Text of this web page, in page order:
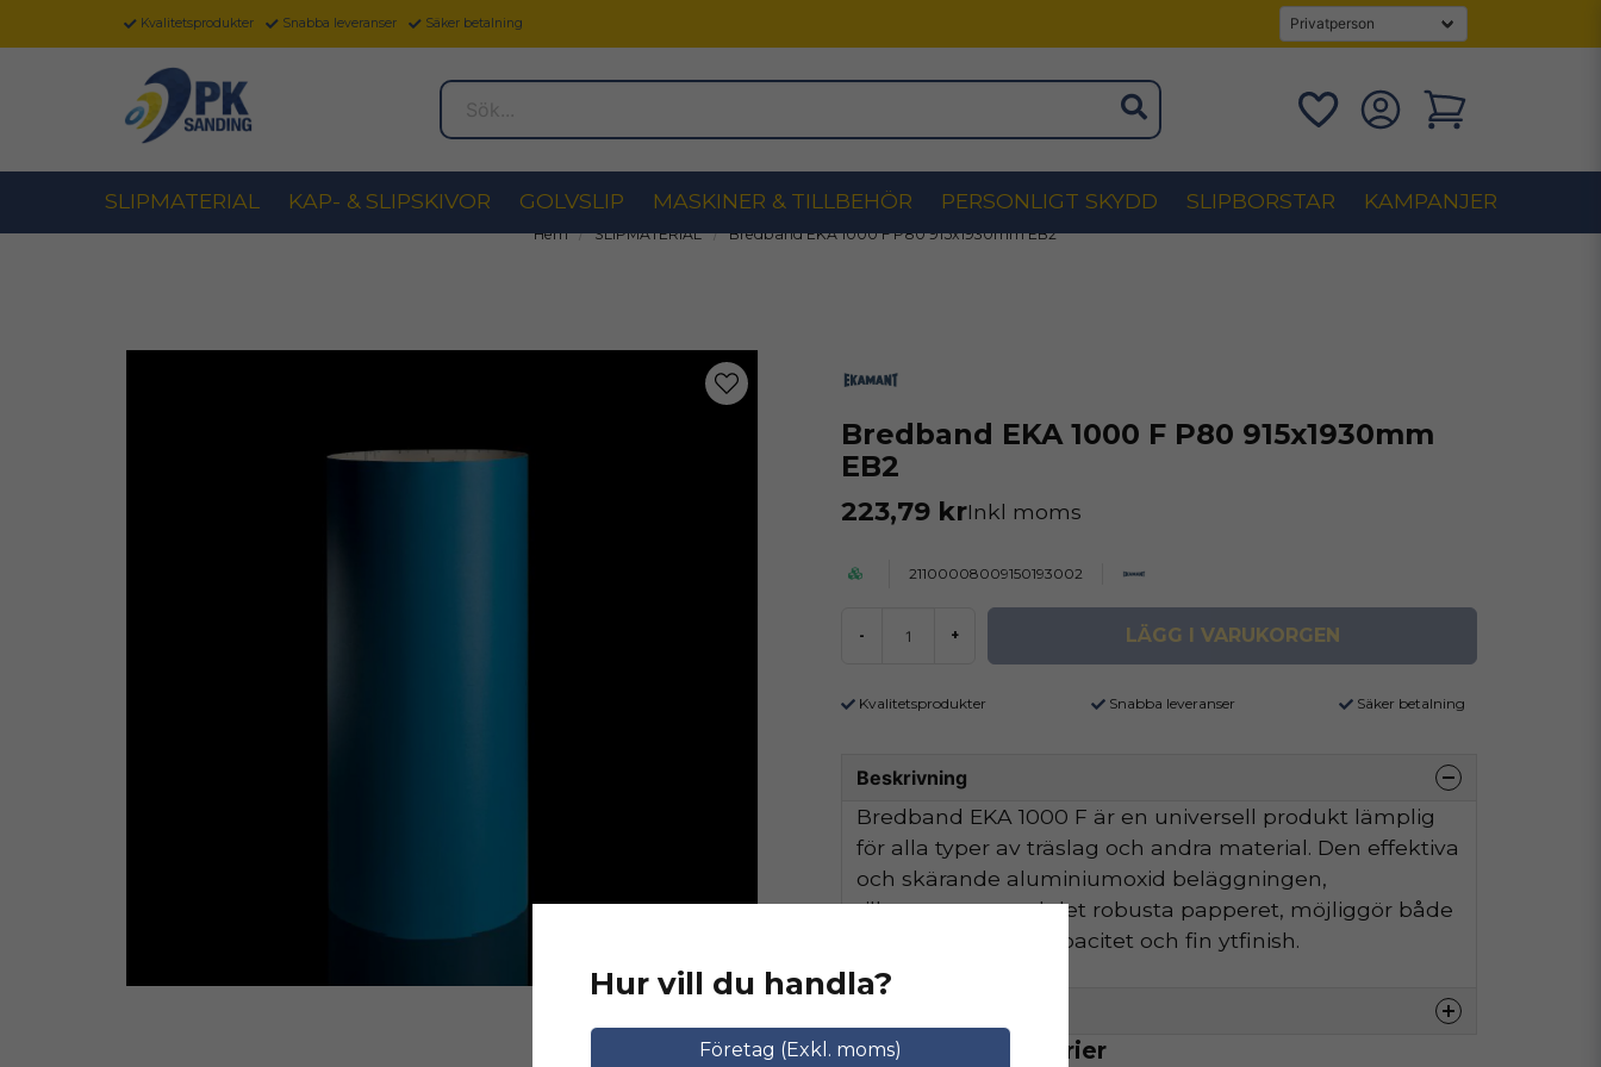
Kvalitetsprodukter Snabba leveranser Säker betalning
Sök...
SLIPMATERIAL KAP- & SLIPSKIVOR GOLVSLIP MASKINER & TILLBEHÖR PERSONLIGT SKYDD SLIPBORSTAR KAMPANJER
Hem SLIPMATERIAL Bredband EKA 1000 F P80 915x1930mm EB2
Bredband EKA 1000 F P80 915x1930mm
EB2
223,79 krInkl moms
21100008009150193002
- + LÄGG I VARUKORGEN
Kvalitetsprodukter Snabba leveranser Säker betalning
Beskrivning
Bredband EKA 1000 F är en universell produkt lämplig
för alla typer av träslag och andra material. Den effektiva
och skärande aluminiumoxid beläggningen,
tillsammans med det robusta papperet, möjliggör både
hög avverkningskapacitet och fin ytfinish.
Relaterade kategorier
Hur vill du handla?
Företag (Exkl. moms)